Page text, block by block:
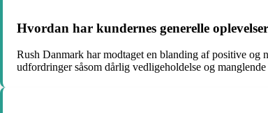
Hvordan har kundernes generelle
Rush Danmark har modtaget en blanding af positive og
udfordringer såsom dårlig vedligeholdelse og